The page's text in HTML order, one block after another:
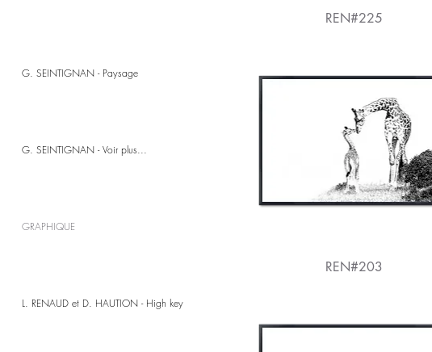
G. SEINTIGNAN - Paysage
G. SEINTIGNAN - Voir plus...
GRAPHIQUE
L. RENAUD et D. HAUTION - High key
REN#225
REN#203